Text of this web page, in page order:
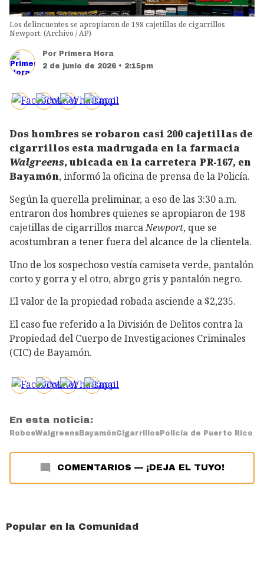
Los delincuentes se apropiaron de 198 cajetillas de cigarrillos
Newport. (Archivo / AP)
Por Primera Hora
2 de junio de 2026 • 2:15pm
Dos hombres se robaron casi 200 cajetillas de
cigarrillos esta madrugada en la farmacia
Walgreens, ubicada en la carretera PR-167, en
Bayamón, informó la oficina de prensa de la Policía.
Según la querella preliminar, a eso de las 3:30 a.m.
entraron dos hombres quienes se apropiaron de 198
cajetillas de cigarrillos marcaNewport, que se
acostumbran a tener fuera del alcance de la clientela.
Uno de los sospechoso vestía camiseta verde, pantalón
corto y gorra y el otro, abrgo gris y pantalón negro.
El valor de la propiedad robada asciende a $2,235.
El caso fue referido a la División de Delitos contra la
Propiedad del Cuerpo de Investigaciones Criminales
(CIC) de Bayamón.
En esta noticia:
RobosWalgreens BayamónCigarrillos Policía de Puerto Rico
COMENTARIOS — ¡DEJA EL TUYO!
Popular en la Comunidad